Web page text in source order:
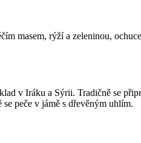
masem, rýží a zeleninou,
v Iráku a Sýrii. Tradičně se
peče v jámě s dřevěným uhlím.